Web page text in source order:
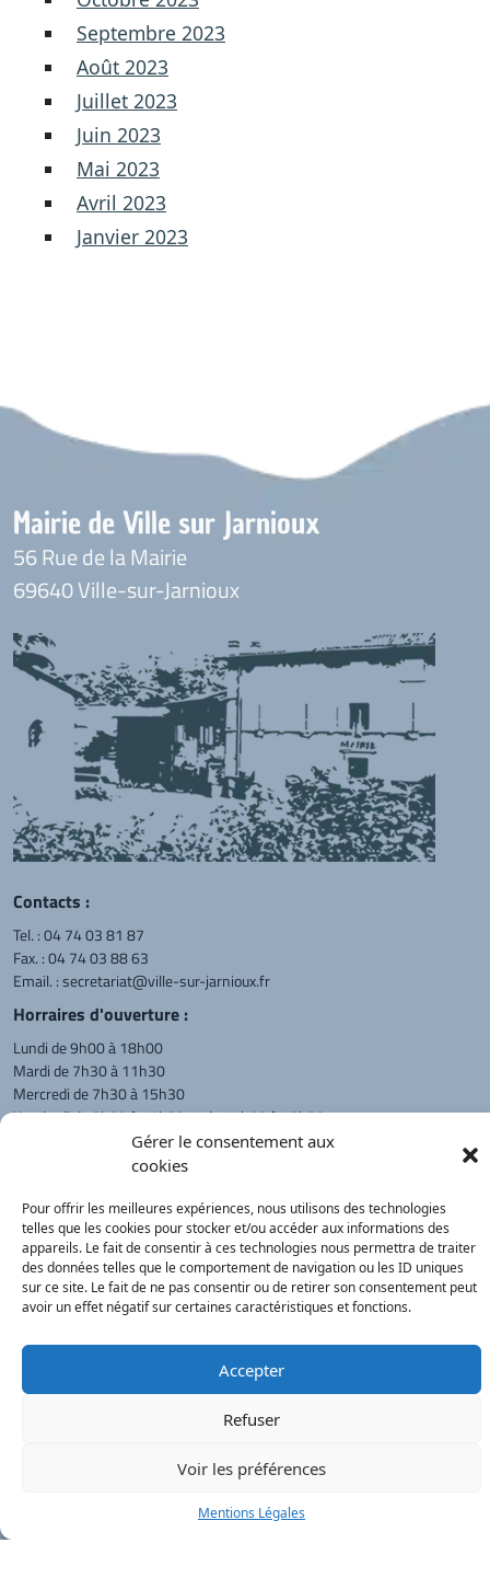
Gérer le consentement aux
cookies
Pour offrir les meilleures expériences, nous utilisons des technologies
telles que les cookies pour stocker et/ou accéder aux informations des
appareils. Le fait de consentir à ces technologies nous permettra de traiter
des données telles que le comportement de navigation ou les ID uniques
sur ce site. Le fait de ne pas consentir ou de retirer son consentement peut
avoir un effet négatif sur certaines caractéristiques et fonctions.
Accepter
Refuser
Voir les préférences
Mentions Légales
Septembre 2023
Août 2023
Juillet 2023
Juin 2023
Mai 2023
Avril 2023
Janvier 2023
Mairie de Ville sur Jarnioux
56 Rue de la Mairie
69640 Ville-sur-Jarnioux
Contacts :
Tel. :04 74 03 81 87
Fax. : 04 74 03 88 63
Email. :secretariat@ville-sur-jarnioux.fr
Horraires d'ouverture :
Lundi de 9h00 à 18h00
Mardi de 7h30 à 11h30
Mercredi de 7h30 à 15h30
Vendredi de 8h00 à 11h30 et de 14h00 à 15h30
L'appel téléphonique reste à privilégier
reçoivent sur rendez-vous.
Retour à l'accueil Actualités PanneauPocket Recherche
légales
blet.valerie@orange.fr